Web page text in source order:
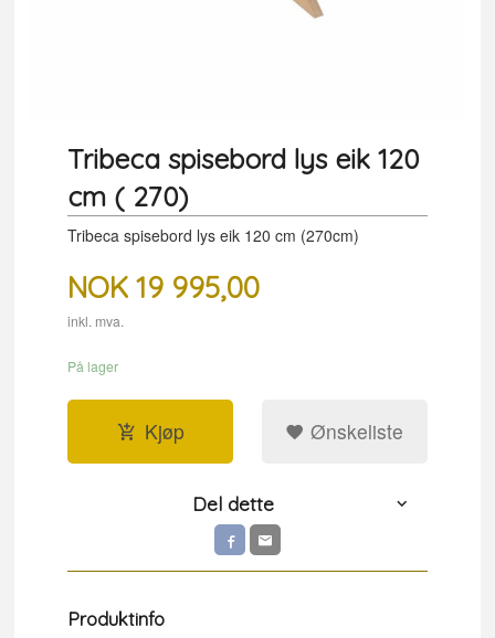
Tribeca spisebord lys eik 120
cm ( 270)
Tribeca spisebord lys eik 120 cm (270cm)
NOK 19 995,00
inkl. mva.
På lager
Kjøp Ønskeliste
Del dette
Produktinfo